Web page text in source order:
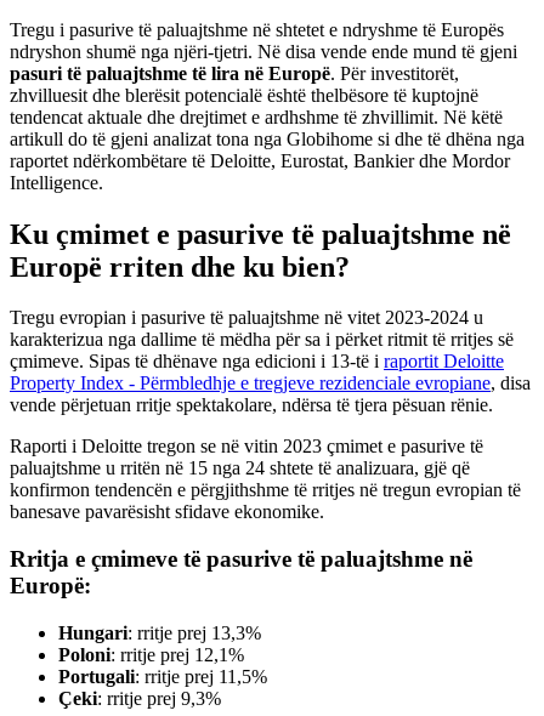
Tregu i pasurive të paluajtshme në shtetet e ndryshme të Europës
ndryshon shumë nga njëri-tjetri. Në disa vende ende mund të gjeni
pasuri të paluajtshme të lira në Europë. Për investitorët,
zhvilluesit dhe blerësit potencialë është thelbësore të kuptojnë
tendencat aktuale dhe drejtimet e ardhshme të zhvillimit. Në këtë
artikull do të gjeni analizat tona nga Globihome si dhe të dhëna nga
raportet ndërkombëtare të Deloitte, Eurostat, Bankier dhe Mordor
Intelligence.
Ku çmimet e pasurive të paluajtshme në
Europë rriten dhe ku bien?
Tregu evropian i pasurive të paluajtshme në vitet 2023-2024 u
karakterizua nga dallime të mëdha për sa i përket ritmit të rritjes së
çmimeve. Sipas të dhënave nga edicioni i 13-të i raportit Deloitte
Property Index - Përmbledhje e tregjeve rezidenciale evropiane, disa
vende përjetuan rritje spektakolare, ndërsa të tjera pësuan rënie.
Raporti i Deloitte tregon se në vitin 2023 çmimet e pasurive të
paluajtshme u rritën në 15 nga 24 shtete të analizuara, gjë që
konfirmon tendencën e përgjithshme të rritjes në tregun evropian të
banesave pavarësisht sfidave ekonomike.
Rritja e çmimeve të pasurive të paluajtshme në
Europë:
Hungari: rritje prej 13,3%
Poloni: rritje prej 12,1%
Portugali: rritje prej 11,5%
Çeki: rritje prej 9,3%